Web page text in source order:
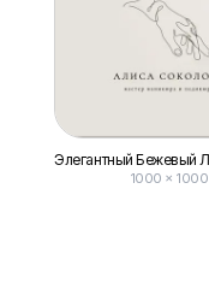
1000 × 1000